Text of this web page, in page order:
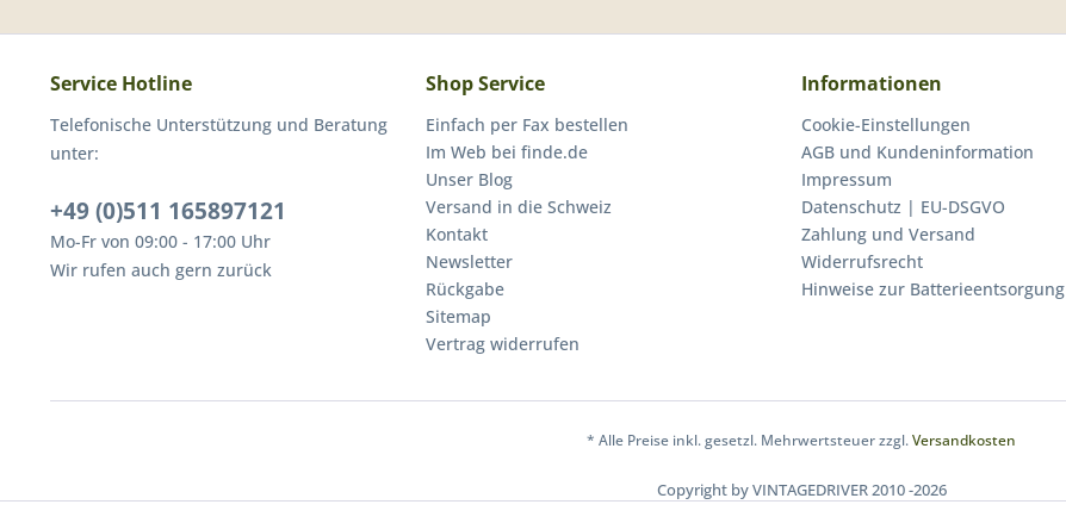
Service Hotline
Telefonische Unterstützung und Beratung
unter:
+49 (0)511 165897121
Mo-Fr von 09:00 - 17:00 Uhr
Wir rufen auch gern zurück
Shop Service
Einfach per Fax bestellen
Im Web bei finde.de
Unser Blog
Versand in die Schweiz
Kontakt
Newsletter
Rückgabe
Sitemap
Vertrag widerrufen
Informationen
Cookie-Einstellungen
AGB und Kundeninformation
Impressum
Datenschutz | EU-DSGVO
Zahlung und Versand
Widerrufsrecht
Hinweise zur Batterieentsorgung
* Alle Preise inkl. gesetzl. Mehrwertsteuer zzgl.Versandkosten
Copyright by VINTAGEDRIVER 2010 -2026